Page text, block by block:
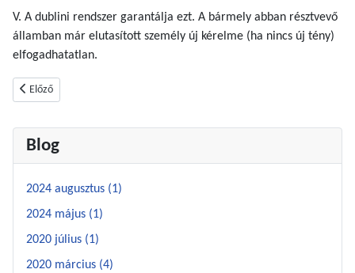
Blog
2024 augusztus (1)
2024 május (1)
2020 július (1)
2020 március (4)
V. A dublini rendszer garantálja ezt. A bármely abban résztvevő
államban már elutasított személy új kérelme (ha nincs új tény)
elfogadhatatlan.
Előző cikk: Humanitárius vízumbirtokos és schengeni vízumbirtokos - az
Előző